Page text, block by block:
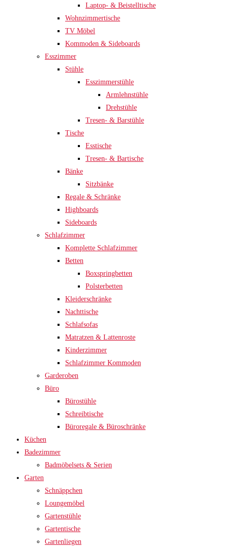
Laptop- & Beistelltische
Wohnzimmertische
TV Möbel
Kommoden & Sideboards
Esszimmer
Stühle
Esszimmerstühle
Armlehnstühle
Drehstühle
Tresen- & Barstühle
Tische
Esstische
Tresen- & Bartische
Bänke
Sitzbänke
Regale & Schränke
Highboards
Sideboards
Schlafzimmer
Komplette Schlafzimmer
Betten
Boxspringbetten
Polsterbetten
Kleiderschränke
Nachttische
Schlafsofas
Matratzen & Lattenroste
Kinderzimmer
Schlafzimmer Kommoden
Garderoben
Büro
Bürostühle
Schreibtische
Büroregale & Büroschränke
Küchen
Badezimmer
Badmöbelsets & Serien
Garten
Schnäppchen
Loungemöbel
Gartenstühle
Gartentische
Gartenliegen